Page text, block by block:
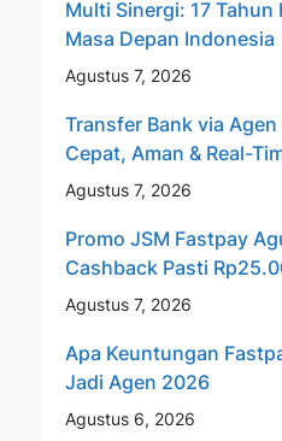
Multi Sinergi: 17
Masa Depan Indonesia
Agustus 7, 2026
Transfer Bank via Agen
Cepat, Aman & Real-
Agustus 7, 2026
Promo JSM Fastpay
Cashback Pasti
Agustus 7, 2026
Apa Keuntungan
Jadi Agen 2026
Agustus 6, 2026